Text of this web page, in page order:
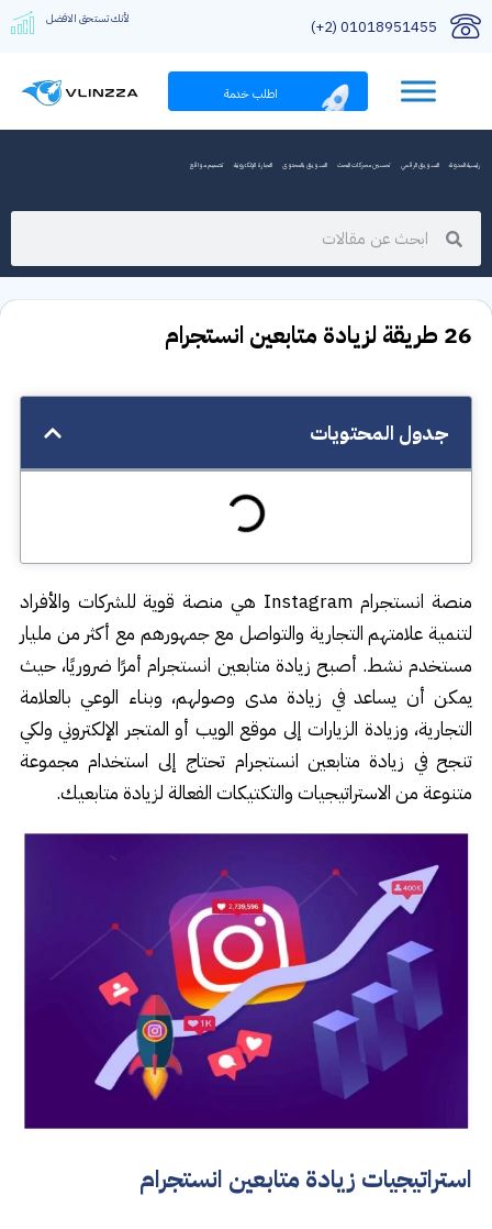
01018951455 (2+) لأنك تستحق الافضل
اطلب خدمة
رئيسية المدونة التسويق الرقمي تحسين محركات البحث التسويق بالمحتوى التجارة الإلكترونية تصميم مواقع
26 طريقة لزيادة متابعين انستجرام
جدول المحتويات
منصة انستجرام Instagram هي منصة قوية للشركات والأفراد
لتنمية علامتهم التجارية والتواصل مع جمهورهم مع أكثر من مليار
مستخدم نشط. أصبح زيادة متابعين انستجرام أمرًا ضروريًا، حيث
يمكن أن يساعد في زيادة مدى وصولهم، وبناء الوعي بالعلامة
التجارية، وزيادة الزيارات إلى موقع الويب أو المتجر الإلكتروني ولكي
تنجح في زيادة متابعين انستجرام تحتاج إلى استخدام مجموعة
متنوعة من الاستراتيجيات والتكتيكات الفعالة لزيادة متابعيك.
استراتيجيات زيادة متابعين انستجرام